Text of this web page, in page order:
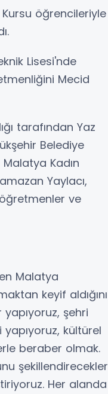
Kursu öğrencileriyle
Lisesi'nde
Mecid
tarafından Yaz
Belediye
Kadın
Yaylacı,
öğretmenler ve
Malatya
keyif aldığını
şehri
kültürel
beraber olmak.
şekillendirecekler
Her alanda